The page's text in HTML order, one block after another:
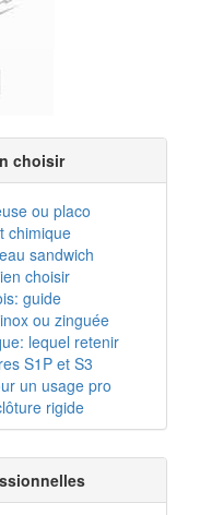
choisir
ou placo
chimique
sandwich
choisir
guide
ou zinguée
lequel retenir
S1P et S3
un usage pro
rigide